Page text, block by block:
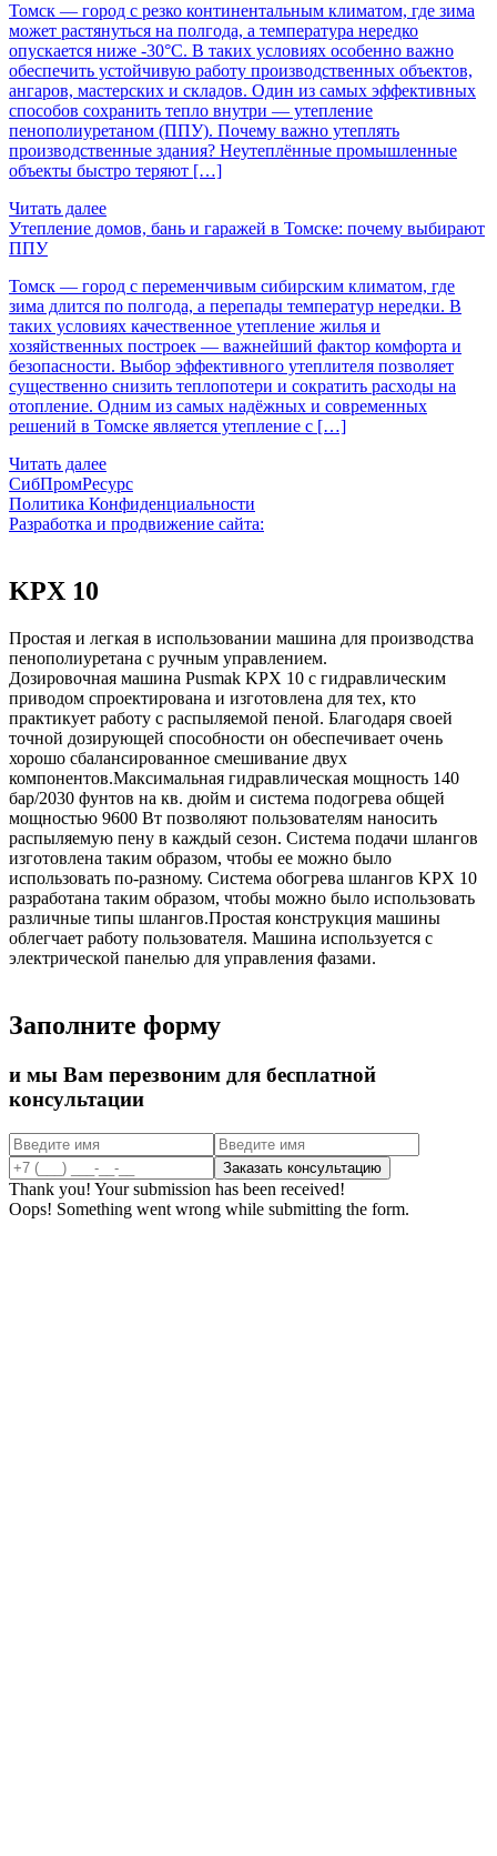
Томск — город с резко континентальным климатом, где зима
может растянуться на полгода, а температура нередко
опускается ниже -30°C. В таких условиях особенно важно
обеспечить устойчивую работу производственных объектов,
ангаров, мастерских и складов. Один из самых эффективных
способов сохранить тепло внутри — утепление
пенополиуретаном (ППУ). Почему важно утеплять
производственные здания? Неутеплённые промышленные
объекты быстро теряют […]
Читать далее
Утепление домов, бань и гаражей в Томске: почему выбирают
ППУ
Томск — город с переменчивым сибирским климатом, где
зима длится по полгода, а перепады температур нередки. В
таких условиях качественное утепление жилья и
хозяйственных построек — важнейший фактор комфорта и
безопасности. Выбор эффективного утеплителя позволяет
существенно снизить теплопотери и сократить расходы на
отопление. Одним из самых надёжных и современных
решений в Томске является утепление с […]
Читать далее
СибПромРесурс
Политика Конфиденциальности
Разработка и продвижение сайта:
KPX 10
Простая и легкая в использовании машина для производства
пенополиуретана с ручным управлением.
Дозировочная машина Pusmak KPX 10 с гидравлическим
приводом спроектирована и изготовлена для тех, кто
практикует работу с распыляемой пеной. Благодаря своей
точной дозирующей способности он обеспечивает очень
хорошо сбалансированное смешивание двух
компонентов.Максимальная гидравлическая мощность 140
бар/2030 фунтов на кв. дюйм и система подогрева общей
мощностью 9600 Вт позволяют пользователям наносить
распыляемую пену в каждый сезон. Система подачи шлангов
изготовлена таким образом, чтобы ее можно было
использовать по-разному. Система обогрева шлангов KPX 10
разработана таким образом, чтобы можно было использовать
различные типы шлангов.Простая конструкция машины
облегчает работу пользователя. Машина используется с
электрической панелью для управления фазами.
Заполните форму
и мы Вам перезвоним для бесплатной
консультации
Thank you! Your submission has been received!
Oops! Something went wrong while submitting the form.